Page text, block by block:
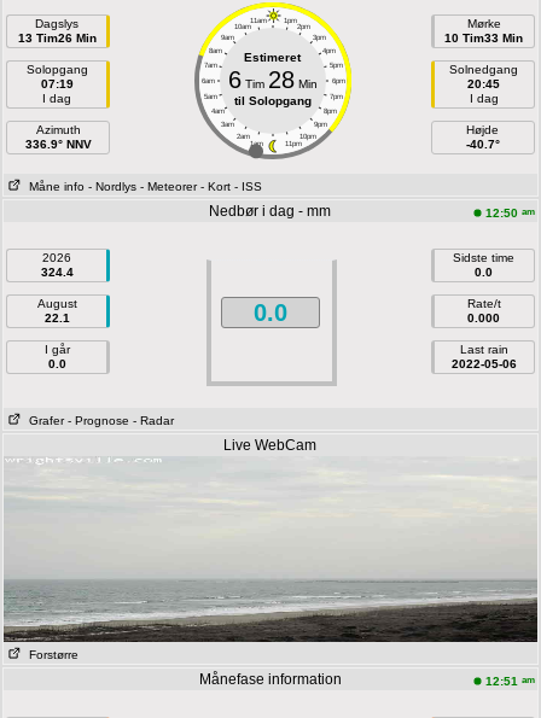
Dagslys
13 Tim26 Min
Solopgang
07:19
I dag
Azimuth
336.9° NNV
11am 1pm
10am 2pm
9am 3pm
8am 4pm
7am 5pm
6am 6pm
5am 7pm
4am 8pm
3am 9pm
2am 10pm
1am 11pm
Estimeret
6Tim 28Min
til Solopgang
Mørke
10 Tim33 Min
Solnedgang
20:45
I dag
Højde
-40.7°
Måne info - Nordlys - Meteorer - Kort - ISS
Nedbør i dag - mm 12:50 am
2026
324.4
August
22.1
I går
0.0
0.0
Sidste time
0.0
Rate/t
0.000
Last rain
2022-05-06
Grafer - Prognose - Radar
Live WebCam
Forstørre
Månefase information 12:51 am